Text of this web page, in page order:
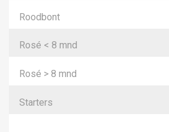
Roodbont
Rosé < 8 mnd
Rosé > 8 mnd
Starters